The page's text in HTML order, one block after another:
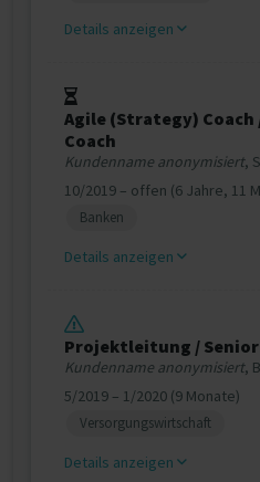
Details anzeigen
Agile (Strategy)
Coach
Kundenname anonymisiert,
10/2019 – offen (6 Jahre, 11
Banken
Details anzeigen
Projektleitung /
Kundenname anonymisiert,
5/2019 – 1/2020 (9 Monate)
Versorgungswirtschaft
Details anzeigen